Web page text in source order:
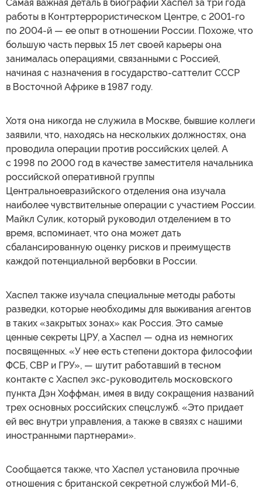
Самая важная деталь в биографии Хаспел за три года
работы в Контртеррористическом Центре, с 2001-го
по 2004-й — ее опыт в отношении России. Похоже, что
большую часть первых 15 лет своей карьеры она
занималась операциями, связанными с Россией,
начиная с назначения в государство-саттелит СССР
в Восточной Африке в 1987 году.
Хотя она никогда не служила в Москве, бывшие коллеги
заявили, что, находясь на нескольких должностях, она
проводила операции против российских целей. А
с 1998 по 2000 год в качестве заместителя начальника
российской оперативной группы
Центральноевразийского отделения она изучала
наиболее чувствительные операции с участием России.
Майкл Сулик, который руководил отделением в то
время, вспоминает, что она может дать
сбалансированную оценку рисков и преимуществ
каждой потенциальной вербовки в России.
Хаспел также изучала специальные методы работы
разведки, которые необходимы для выживания агентов
в таких «закрытых зонах» как Россия. Это самые
ценные секреты ЦРУ, а Хаспел — одна из немногих
посвященных. «У нее есть степени доктора философии
ФСБ, СВР и ГРУ», — шутит работавший в тесном
контакте с Хаспел экс-руководитель московского
пункта Дэн Хоффман, имея в виду сокращения названий
трех основных российских спецслужб. «Это придает
ей вес внутри управления, а также в связях с нашими
иностранными партнерами».
Сообщается также, что Хаспел установила прочные
отношения с британской секретной службой МИ-6,